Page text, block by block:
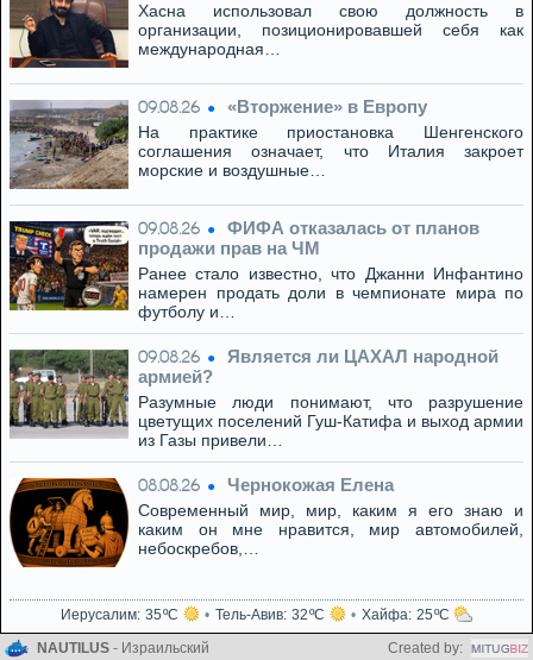
Хасна использовал свою должность в
организации, позиционировавшей себя как
международная…
09.08.26 «Вторжение» в Европу
На практике приостановка Шенгенского
соглашения означает, что Италия закроет
морские и воздушные…
09.08.26
ФИФА отказалась от планов
продажи прав на ЧМ
Ранее стало известно, что Джанни Инфантино
намерен продать доли в чемпионате мира по
футболу и…
09.08.26
Является ли ЦАХАЛ народной
армией?
Разумные люди понимают, что разрушение
цветущих поселений Гуш-Катифа и выход армии
из Газы привели…
08.08.26 Чернокожая Елена
Современный мир, мир, каким я его знаю и
каким он мне нравится, мир автомобилей,
небоскребов,…
Иерусалим 35 Тель-Авив 32 Хайфа 25
NAUTILUS - Израильский
Created by: